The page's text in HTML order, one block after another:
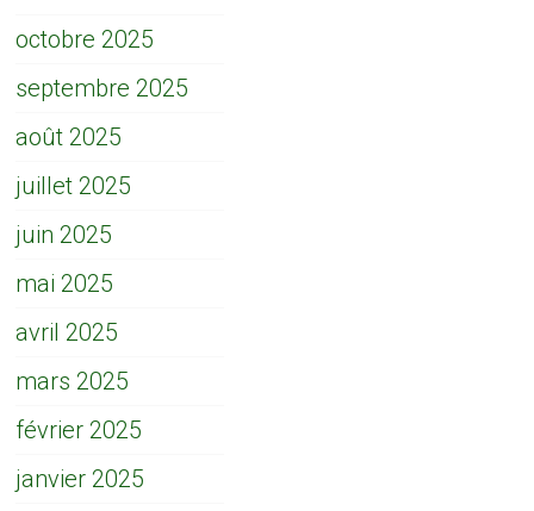
octobre 2025
septembre 2025
août 2025
juillet 2025
juin 2025
mai 2025
avril 2025
mars 2025
février 2025
janvier 2025